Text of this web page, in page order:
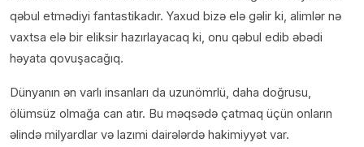
qəbul etmədiyi fantastikadır. Yaxud bizə elə gəlir ki, alimlər nə
vaxtsa elə bir eliksir hazırlayacaq ki, onu qəbul edib əbədi
həyata qovuşacağıq.
Dünyanın ən varlı insanları da uzunömrlü, daha doğrusu,
ölümsüz olmağa can atır. Bu məqsədə çatmaq üçün onların
əlində milyardlar və lazımi dairələrdə hakimiyyət var.